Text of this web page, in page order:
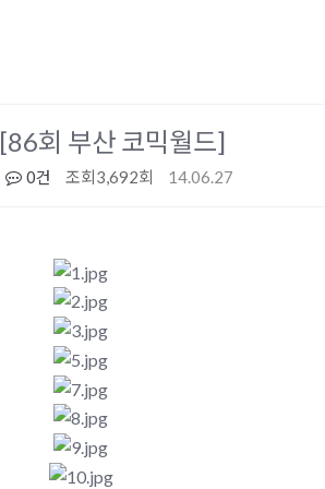
[86회 부산 코믹월드]
0건 조회3,692회 14.06.27